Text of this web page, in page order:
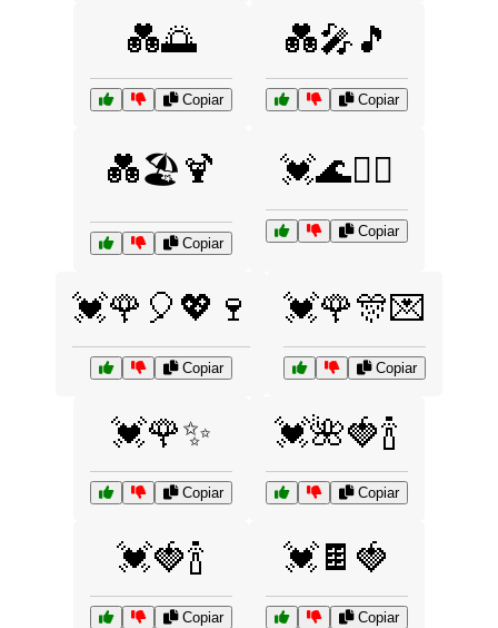
💑🌅
Copiar
💑🎤🎵
Copiar
💑🏖️🍹
Copiar
💓🌊🏄‍♀️
Copiar
💓🌹🎈💖🍷
Copiar
💓🌹🎊💌
Copiar
💓🌹✨
Copiar
💓🌺🍓🍾
Copiar
💓🍓🍾
Copiar
💓🍫🍓
Copiar